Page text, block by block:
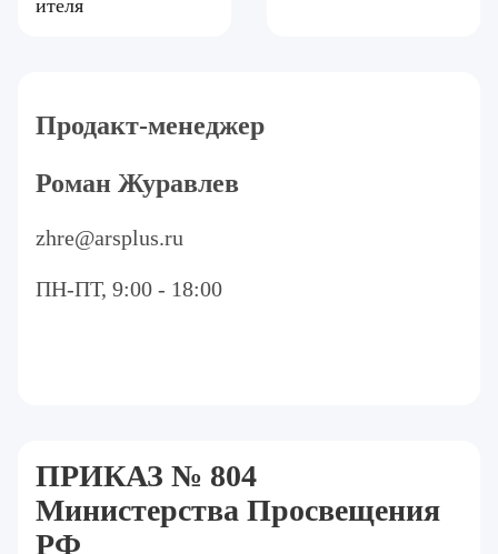
ителя
Продакт-менеджер
Роман Журавлев
zhre@arsplus.ru
ПН-ПТ, 9:00 - 18:00
ПРИКАЗ № 804
Министерства Просвещения
РФ